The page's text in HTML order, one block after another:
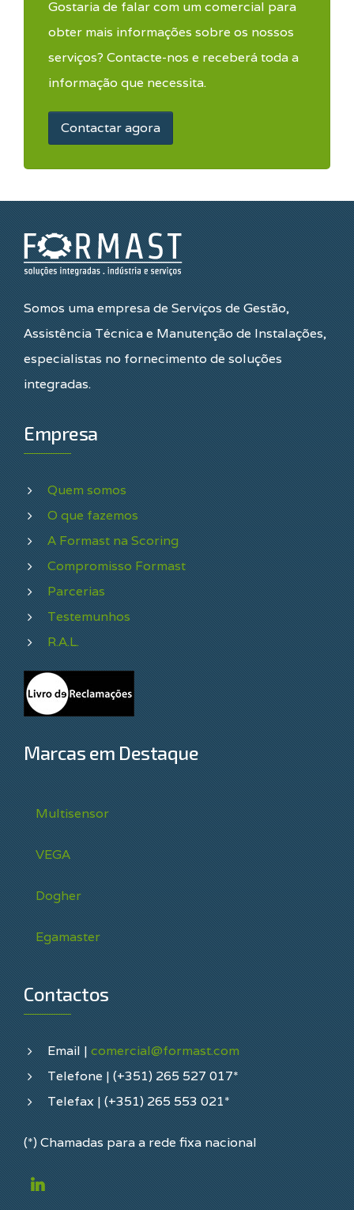
Gostaria de falar com um comercial para
obter mais informações sobre os nossos
serviços? Contacte-nos e receberá toda a
informação que necessita.
Contactar agora
Somos uma empresa de Serviços de Gestão,
Assistência Técnica e Manutenção de Instalações,
especialistas no fornecimento de soluções
integradas.
Empresa
Quem somos
O que fazemos
A Formast na Scoring
Compromisso Formast
Parcerias
Testemunhos
R.A.L.
Marcas em Destaque
Multisensor
VEGA
Dogher
Egamaster
Contactos
Email | comercial@formast.com
Telefone | (+351) 265 527 017*
Telefax | (+351) 265 553 021*
(*) Chamadas para a rede fixa nacional